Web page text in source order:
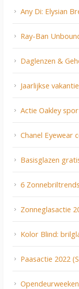
Any Di: Elysian
Ray-Ban
Daglenzen &
Jaarlijkse
Actie Oakley
Chanel Eyewear
Basisglazen
6
Zonneglasactie
Kolor Blind:
Paasactie 2022